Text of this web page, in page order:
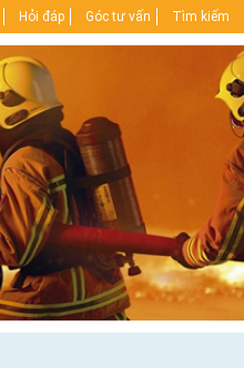
Hỏi đáp Góc tư vấn Tìm kiếm